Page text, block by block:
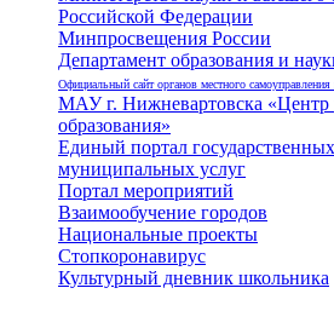
Российской Федерации
Минпросвещения России
Департамент образования и
Официальный сайт органов местного
МАУ г. Нижневартовска «Центр
образования»
Единый портал
муниципальных услуг
Портал мероприятий
Взаимообучение городов
Национальные проекты
Стопкоронавирус
Культурный дневник школьника